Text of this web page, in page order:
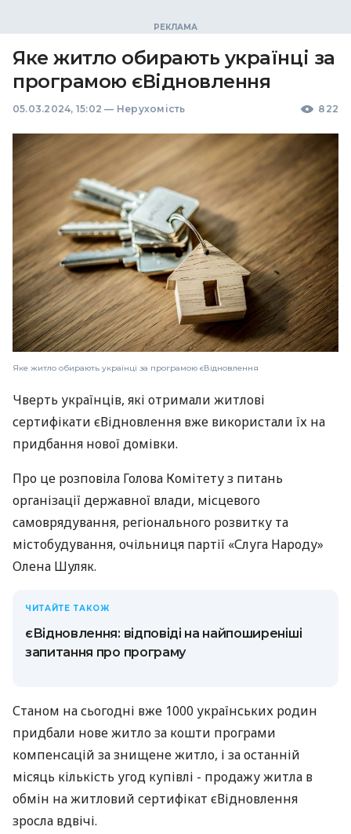
Яке житло обирають українці за
програмою єВідновлення
05.03.2024, 15:02 — Нерухомість 822
Яке житло обирають українці за програмою єВідновлення
Чверть українців, які отримали житлові
сертифікати єВідновлення вже використали їх на
придбання нової домівки.
Про це розповіла Голова Комітету з питань
організації державної влади, місцевого
самоврядування, регіонального розвитку та
містобудування, очільниця партії «Слуга Народу»
Олена Шуляк.
ЧИТАЙТЕ ТАКОЖ
єВідновлення: відповіді на найпоширеніші
запитання про програму
Станом на сьогодні вже 1000 українських родин
придбали нове житло за кошти програми
компенсацій за знищене житло, і за останній
місяць кількість угод купівлі - продажу житла в
обмін на житловий сертифікат єВідновлення
зросла вдвічі.